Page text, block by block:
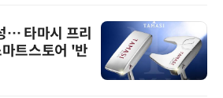
… 타마시 프리
트스토어 '반